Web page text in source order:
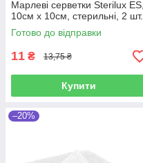
Марлеві серветки Sterilux ES,
10см х 10см, стерильні, 2 шт.
Готово до відправки
11 ₴ 13,75 ₴
Купити
–20%